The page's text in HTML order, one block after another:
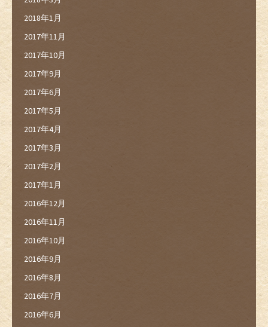
2018年1月
2017年11月
2017年10月
2017年9月
2017年6月
2017年5月
2017年4月
2017年3月
2017年2月
2017年1月
2016年12月
2016年11月
2016年10月
2016年9月
2016年8月
2016年7月
2016年6月